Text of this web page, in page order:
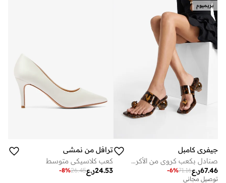
بريميوم
جيفري كامبل
صنادل بكعب كروي من الأكريليك
ر.ع67.46
71.16
-6%
توصيل مجاني
ترافل من نمشي
كعب كلاسيكي متوسط
ر.ع24.53
26.45
-8%